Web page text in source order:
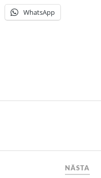
WhatsApp
NÄSTA